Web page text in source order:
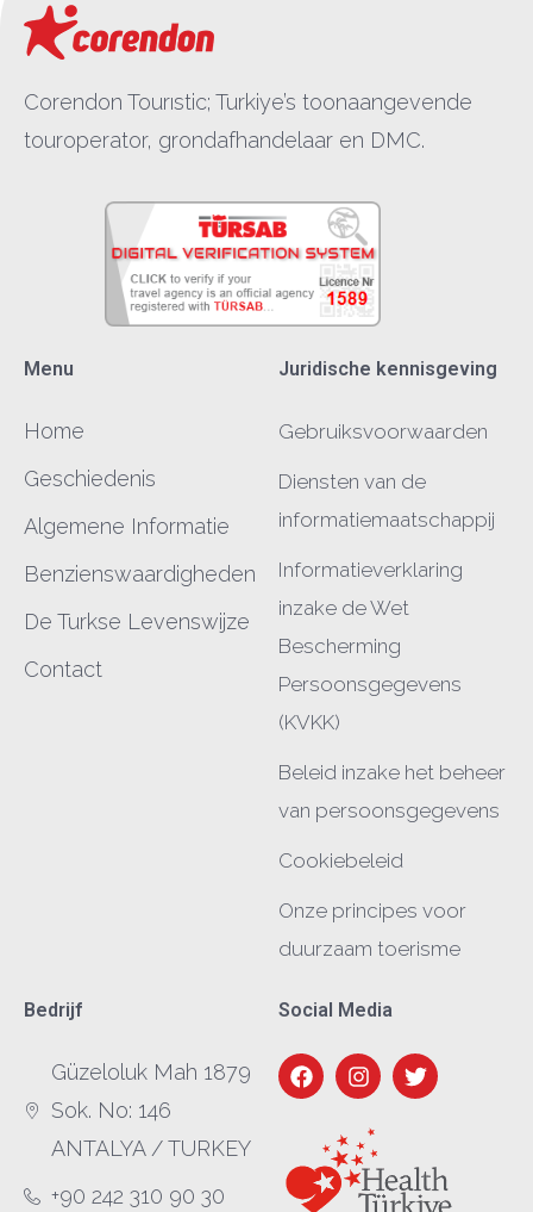
VIP HAMAM CLASSIC
Corendon Tourıstic; Turkiye’s toonaangevende
touroperator, grondafhandelaar en DMC.
Menu
Home
Geschiedenis
Algemene Informatie
Benzienswaardigheden
De Turkse Levenswijze
Contact
Juridische kennisgeving
Gebruiksvoorwaarden
Diensten van de
informatiemaatschappij
Informatieverklaring
inzake de Wet
Bescherming
Persoonsgegevens
(KVKK)
Beleid inzake het beheer
van persoonsgegevens
Cookiebeleid
Onze principes voor
duurzaam toerisme
Bedrijf
Güzeloluk Mah 1879
Sok. No: 146
ANTALYA / TURKEY
+90 242 310 90 30
Social Media